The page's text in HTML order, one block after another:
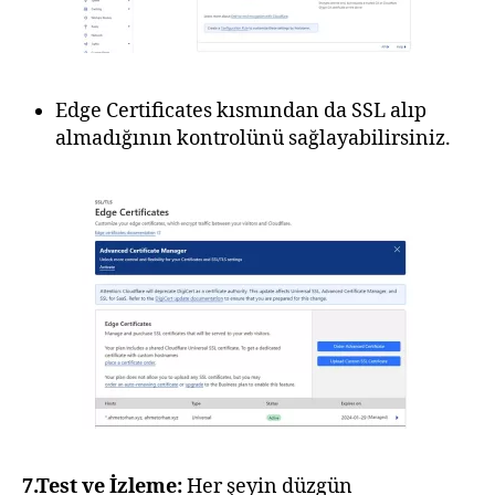
Edge Certificates kısmından da SSL alıp
almadığının kontrolünü sağlayabilirsiniz.
7.Test ve İzleme:Her şeyin düzgün